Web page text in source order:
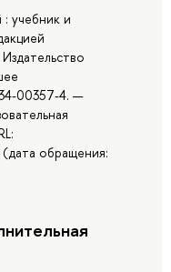
: учебник и
00357-4. —
обращения: